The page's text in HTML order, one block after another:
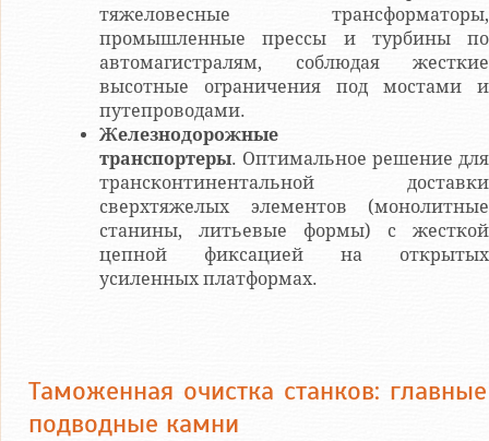
тяжеловесные трансформаторы,
промышленные прессы и турбины по
автомагистралям, соблюдая жесткие
высотные ограничения под мостами и
путепроводами.
Железнодорожные
транспортеры. Оптимальное решение для
трансконтинентальной доставки
сверхтяжелых элементов (монолитные
станины, литьевые формы) с жесткой
цепной фиксацией на открытых
усиленных платформах.
Таможенная очистка станков: главные
подводные камни